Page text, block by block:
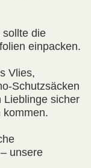
sollte die
einpacken.
Vlies,
Schutzsäcken
Lieblinge sicher
kommen.
unsere